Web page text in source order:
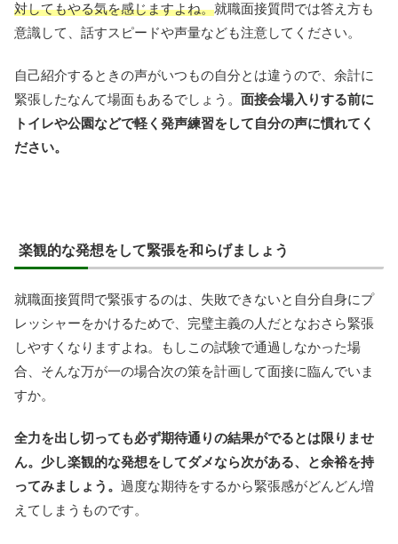
対してもやる気を感じますよね。就職面接質問では答え方も
意識して、話すスピードや声量なども注意してください。
自己紹介するときの声がいつもの自分とは違うので、余計に
緊張したなんて場面もあるでしょう。 面接会場入りする前に
トイレや公園などで軽く発声練習をして自分の声に慣れてく
ださい。
楽観的な発想をして緊張を和らげましょう
就職面接質問で緊張するのは、失敗できないと自分自身にプ
レッシャーをかけるためで、完璧主義の人だとなおさら緊張
しやすくなりますよね。もしこの試験で通過しなかった場
合、そんな万が一の場合次の策を計画して面接に臨んでいま
すか。
全力を出し切っても必ず期待通りの結果がでるとは限りませ
ん。少し楽観的な発想をしてダメなら次がある、と余裕を持
ってみましょう。 過度な期待をするから緊張感がどんどん増
えてしまうものです。